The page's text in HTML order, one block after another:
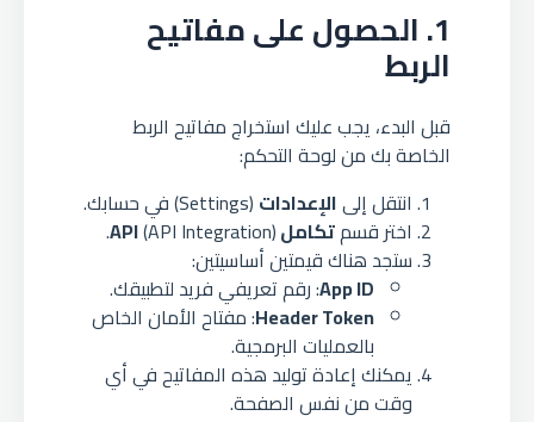
1. الحصول على مفاتيح
الربط
قبل البدء، يجب عليك استخراج مفاتيح الربط
الخاصة بك من لوحة التحكم:
انتقل إلىالإعدادات (Settings) في حسابك.
اختر قسمتكامل API(API Integration).
ستجد هناك قيمتين أساسيتين:
App ID: رقم تعريفي فريد لتطبيقك.
Header Token: مفتاح الأمان الخاص
بالعمليات البرمجية.
يمكنك إعادة توليد هذه المفاتيح في أي
وقت من نفس الصفحة.